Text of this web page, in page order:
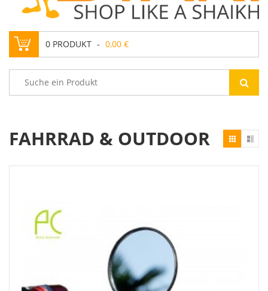
0 PRODUKT 0,00 €
FAHRRAD & OUTDOOR